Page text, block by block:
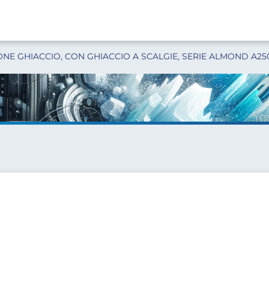
GHIACCIO, CON GHIACCIO A SCALGIE, SERIE ALMOND